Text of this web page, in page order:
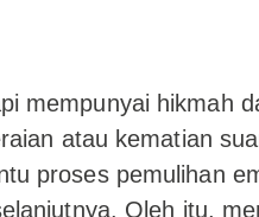
mempunyai hikmah
atau kematian
proses pemulihan
Oleh itu,